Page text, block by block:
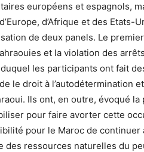
européens et espagnols,
d’Afrique et des Etats-
de deux panels. Le
et la violation des
les participants ont fait
le droit à l’autodétermination
Ils ont, en outre, évoqué
pour faire avorter cette
pour le Maroc de continuer
ressources naturelles du